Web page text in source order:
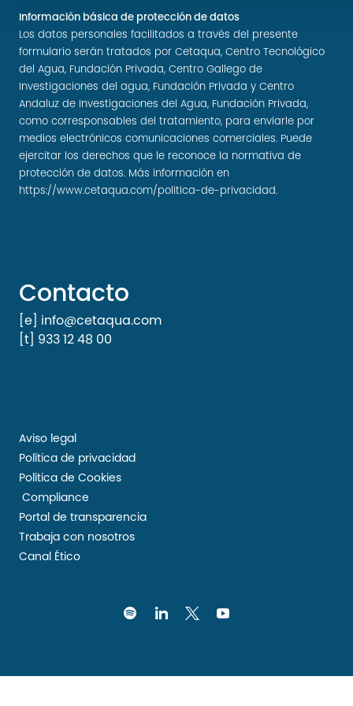
Información básica de protección de datos
Los datos personales facilitados a través del presente
formulario serán tratados por Cetaqua, Centro Tecnológico
del Agua, Fundación Privada, Centro Gallego de
Investigaciones del agua, Fundación Privada y Centro
Andaluz de Investigaciones del Agua, Fundación Privada,
como corresponsables del tratamiento, para enviarle por
medios electrónicos comunicaciones comerciales. Puede
ejercitar los derechos que le reconoce la normativa de
protección de datos. Más información en
https://www.cetaqua.com/politica-de-privacidad.
Contacto
[e] info@cetaqua.com
[t] 933 12 48 00
Aviso legal
Política de privacidad
Política de Cookies
Compliance
Portal de transparencia
Trabaja con nosotros
Canal Ético